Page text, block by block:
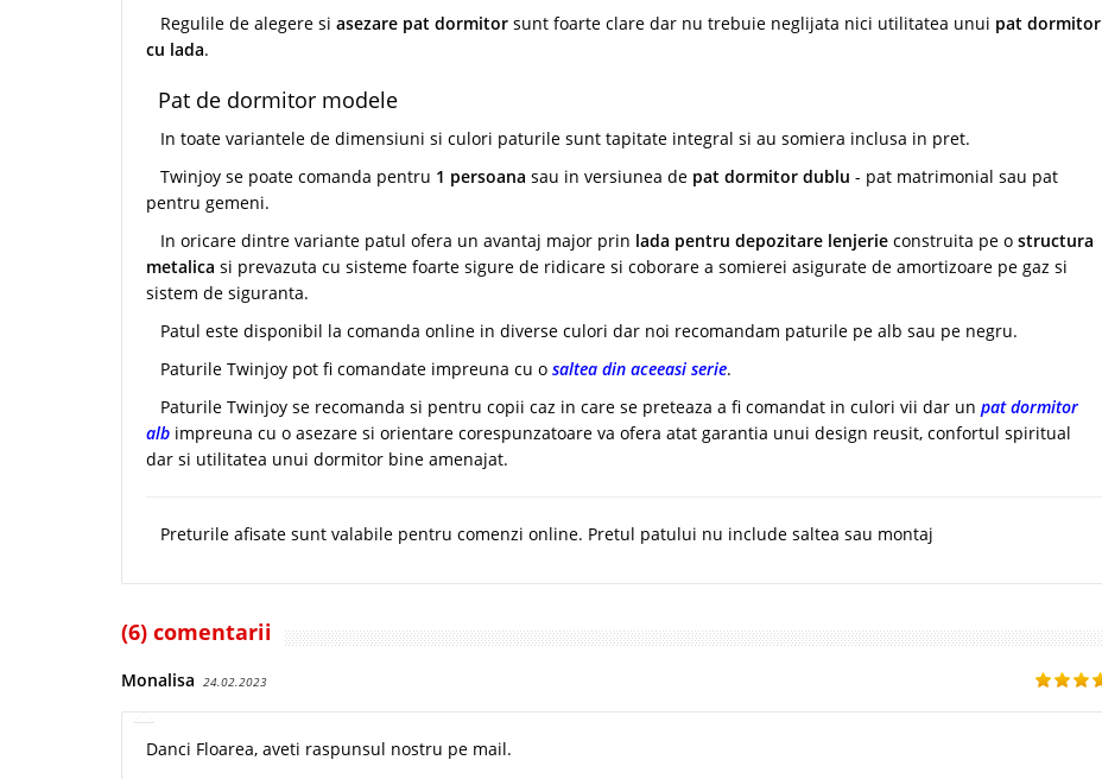
Regulile de alegere si asezare pat dormitor sunt foarte clare dar nu trebuie neglijata nici utilitatea unui pat dormitor
cu lada.
Pat de dormitor modele
In toate variantele de dimensiuni si culori paturile sunt tapitate integral si au somiera inclusa in pret.
Twinjoy se poate comanda pentru 1 persoana sau in versiunea de pat dormitor dublu - pat matrimonial sau pat
pentru gemeni.
In oricare dintre variante patul ofera un avantaj major prin lada pentru depozitare lenjerie construita pe o structura
metalica si prevazuta cu sisteme foarte sigure de ridicare si coborare a somierei asigurate de amortizoare pe gaz si
sistem de siguranta.
Patul este disponibil la comanda online in diverse culori dar noi recomandam paturile pe alb sau pe negru.
Paturile Twinjoy pot fi comandate impreuna cu o saltea din aceeasi serie.
Paturile Twinjoy se recomanda si pentru copii caz in care se preteaza a fi comandat in culori vii dar un pat dormitor
alb impreuna cu o asezare si orientare corespunzatoare va ofera atat garantia unui design reusit, confortul spiritual
dar si utilitatea unui dormitor bine amenajat.
Preturile afisate sunt valabile pentru comenzi online. Pretul patului nu include saltea sau montaj
(6) comentarii
Monalisa 24.02.2023
Danci Floarea, aveti raspunsul nostru pe mail.